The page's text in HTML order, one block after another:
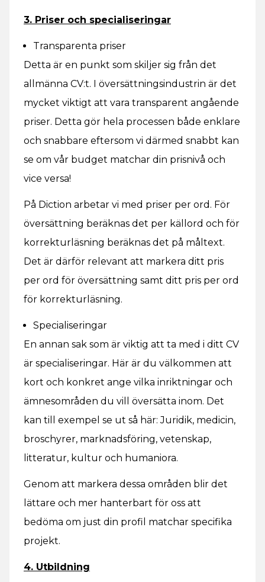
3. Priser och specialiseringar
Transparenta priser
Detta är en punkt som skiljer sig från det
allmänna CV:t. I översättningsindustrin är det
mycket viktigt att vara transparent angående
priser. Detta gör hela processen både enklare
och snabbare eftersom vi därmed snabbt kan
se om vår budget matchar din prisnivå och
vice versa!
På Diction arbetar vi med priser per ord. För
översättning beräknas det per källord och för
korrekturläsning beräknas det på måltext.
Det är därför relevant att markera ditt pris
per ord för översättning samt ditt pris per ord
för korrekturläsning.
Specialiseringar
En annan sak som är viktig att ta med i ditt CV
är specialiseringar. Här är du välkommen att
kort och konkret ange vilka inriktningar och
ämnesområden du vill översätta inom. Det
kan till exempel se ut så här: Juridik, medicin,
broschyrer, marknadsföring, vetenskap,
litteratur, kultur och humaniora.
Genom att markera dessa områden blir det
lättare och mer hanterbart för oss att
bedöma om just din profil matchar specifika
projekt.
4. Utbildning